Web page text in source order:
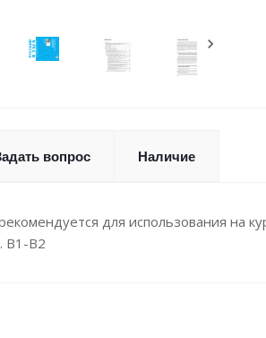
вопрос Наличие
для использования на
В1-В2